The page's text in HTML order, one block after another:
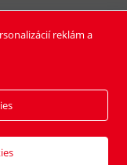
HOUSE, a.s.,
reklám a